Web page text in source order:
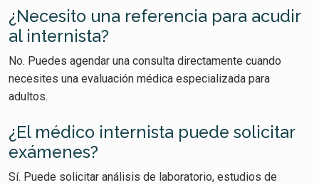
¿Necesito una referencia para acudir
al internista?
No. Puedes agendar una consulta directamente cuando
necesites una evaluación médica especializada para
adultos.
¿El médico internista puede solicitar
exámenes?
Sí. Puede solicitar análisis de laboratorio, estudios de